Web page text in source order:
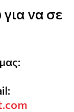
να σε